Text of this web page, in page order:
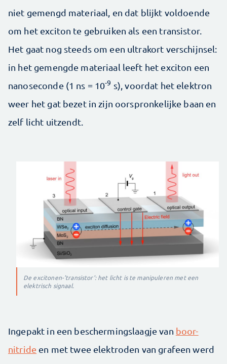
niet gemengd materiaal, en dat blijkt voldoende
om het exciton te gebruiken als een transistor.
Het gaat nog steeds om een ultrakort verschijnsel:
in het gemengde materiaal leeft het exciton een
nanoseconde (1 ns = 10-9 s), voordat het elektron
weer het gat bezet in zijn oorspronkelijke baan en
zelf licht uitzendt.
De excitonen-'transistor': het licht is te manipuleren met een
elektrisch signaal.
Ingepakt in een beschermingslaagje van boor-
nitride en met twee elektroden van grafeen werd